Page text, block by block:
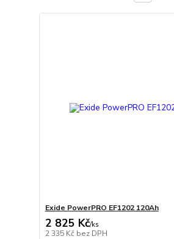
Exide PowerPRO EF1202 120Ah
2 825 Kč/ks
2 335 Kč bez DPH